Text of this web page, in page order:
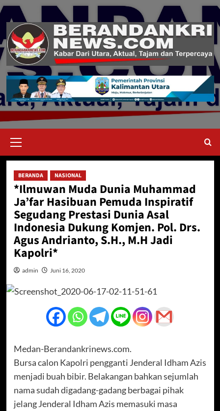
Skip
content
Menu
BERANDA NASIONAL
*Ilmuwan Muda Dunia Muhammad
Ja’far Hasibuan Pemuda Inspiratif
Segudang Prestasi Dunia Asal
Indonesia Dukung Komjen. Pol. Drs.
Agus Andrianto, S.H., M.H Jadi
Kapolri*
admin Juni 16, 2020
Medan-Berandankrinews.com.
Bursa calon Kapolri pengganti Jenderal Idham Azis
menjadi buah bibir. Belakangan bahkan sejumlah
nama sudah digadang-gadang berbagai pihak
jelang Jenderal Idham Azis memasuki masa